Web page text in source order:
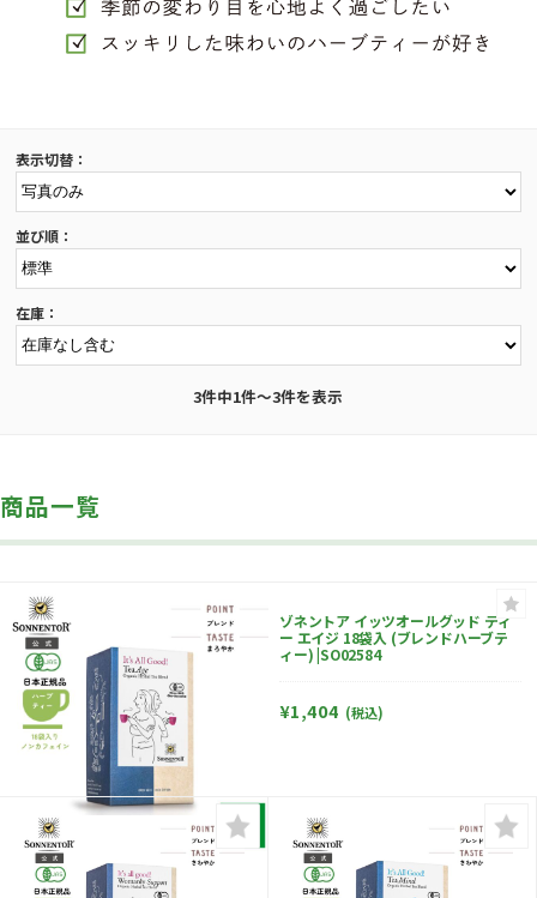
表示切替：
並び順：
在庫：
3件中1件～3件を表示
商品一覧
ゾネントア イッツオールグッド ティ
ー エイジ 18袋入 (ブレンドハーブテ
ィー) |SO02584
¥1,404 (税込)